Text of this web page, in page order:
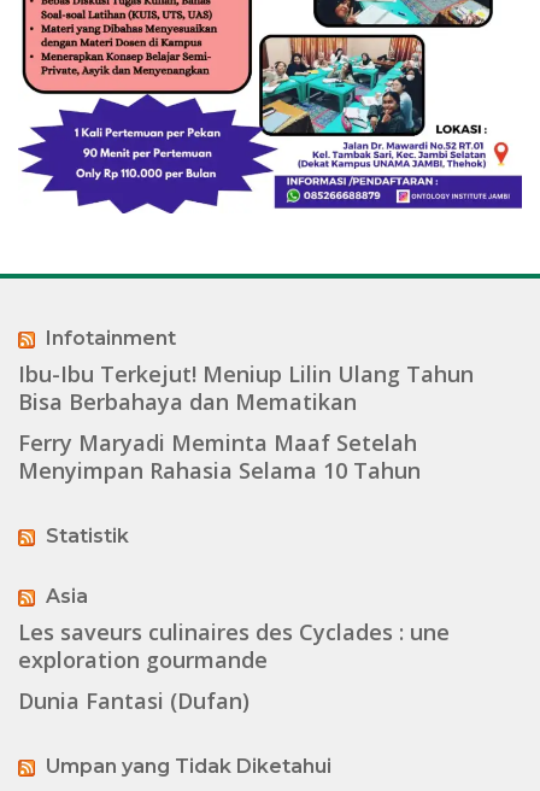
Infotainment
Ibu-Ibu Terkejut! Meniup Lilin Ulang Tahun
Bisa Berbahaya dan Mematikan
Ferry Maryadi Meminta Maaf Setelah
Menyimpan Rahasia Selama 10 Tahun
Statistik
Asia
Les saveurs culinaires des Cyclades : une
exploration gourmande
Dunia Fantasi (Dufan)
Umpan yang Tidak Diketahui